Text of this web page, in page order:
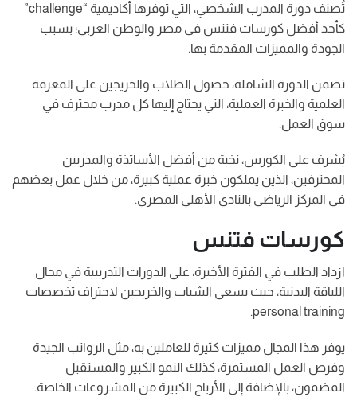
تُصنف دورة المدرب الشخصي، التي توفرها أكاديمية “challenge”
كأحد أفضل كورسات فتنس في مصر والوطن العربي؛ بسبب
الجودة والمميزات المقدمة بها.
تضمن الدورة الشاملة، حصول الطلاب والخريجين على المعرفة
العلمية والخبرة العملية، التي يحتاج إليها كل مدرب محترف في
سوق العمل.
يُشرف على الكورس، نخبة من أفضل الأساتذة والمدربين
المحترفين، الذين يملكون خبرة عملية كبيرة، من خلال عمل بعضهم
في المركز الرياضي بالنادي الأهلي المصري.
كورسات فتنس
ازداد الطلب في الفترة الأخيرة، على الدورات التدريبية في مجال
اللياقة البدنية، حيث يسعى الشباب والخريجين لاحتراف تخصصات
personal training.
يوفر هذا المجال مميزات كثيرة للعاملين به، مثل الرواتب الجيدة
وفرص العمل المستمرة، كذلك النمو الكبير والمستقبل
المضمون، بالإضافة إلى الأرباح الكبيرة من المشروعات الخاصة.